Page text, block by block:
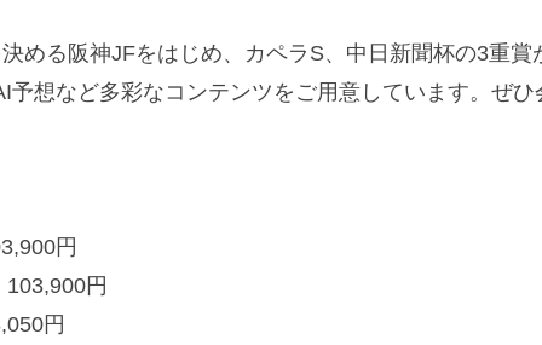
る阪神JFをはじめ、カペラS、中日新聞杯の3重賞
想など多彩なコンテンツをご用意しています。ぜ
円
円
円